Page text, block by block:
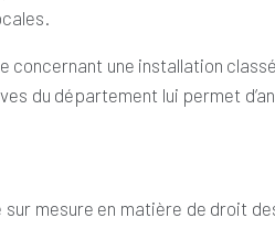
concernant une installation
du département lui permet
mesure en matière de droit